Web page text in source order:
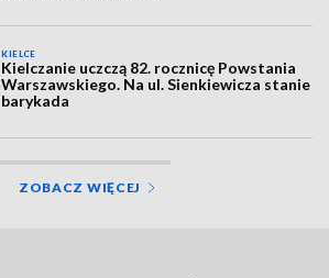
KIELCE
Kielczanie uczczą 82. rocznicę Powstania
Warszawskiego. Na ul. Sienkiewicza stanie
barykada
ZOBACZ WIĘCEJ